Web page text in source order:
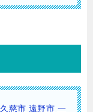
久慈市 遠野市 一